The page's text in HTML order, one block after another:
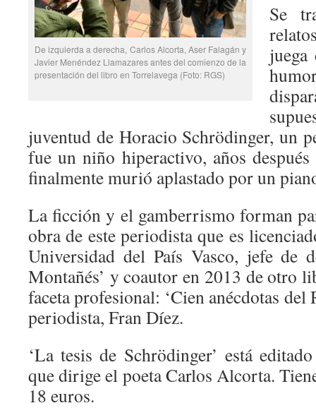
De izquierda a derecha, Carlos Alcorta, Aser Falagán y
Javier Menéndez Llamazares antes del comienzo de la
presentación del libro en Torrelavega (Foto: RGS)
Se
juventud de Horacio Schrödinger, un
fue un niño hiperactivo, años
finalmente murió aplastado por un
La ficción y el gamberrismo forman
obra de este periodista que es
Universidad del País Vasco, jefe de
Montañés’ y coautor en 2013 de otro
faceta profesional: ‘Cien anécdotas del
periodista, Fran Díez.
‘La tesis de Schrödinger’ está
que dirige el poeta Carlos Alcorta.
18 euros.